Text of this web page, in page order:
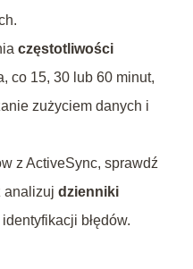
częstotliwości
co 15, 30 lub 60 minut,
zużyciem danych i
z ActiveSync, sprawdź
dzienniki
błędów.